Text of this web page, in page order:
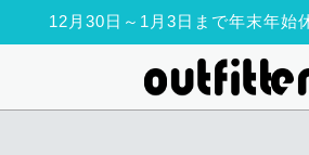
12月30日～1月3日まで年末年始